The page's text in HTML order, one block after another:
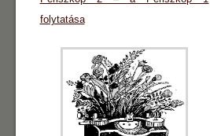
folytatása